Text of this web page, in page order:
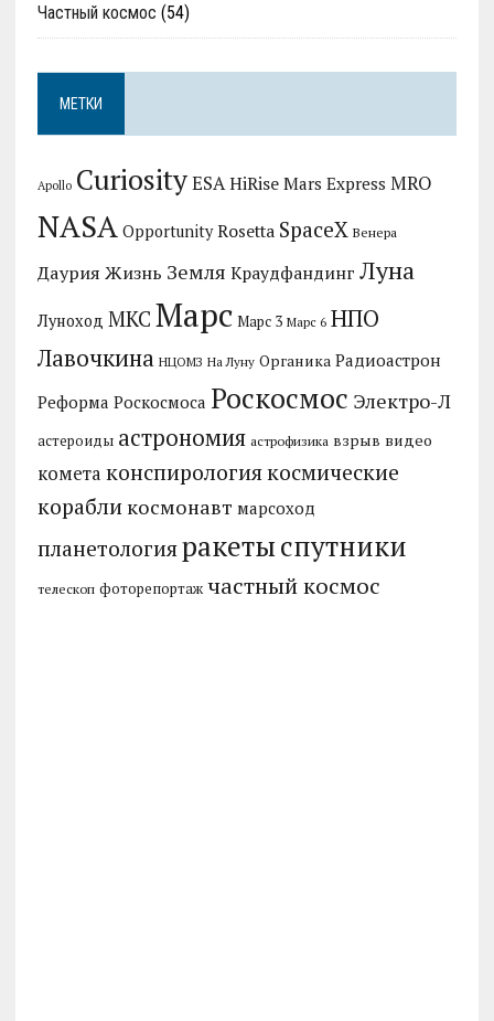
Частный космос (54)
МЕТКИ
Apollo Curiosity ESA HiRise Mars Express MRO
NASA Opportunity Rosetta SpaceX Венера
Даурия Жизнь Земля Краудфандинг Луна
Луноход МКС Марс Марс 3 Марс 6 НПО
Лавочкина НЦОМЗ На Луну Органика Радиоастрон
Реформа Роскосмоса Роскосмос Электро-Л
астероиды астрономия астрофизика взрыв видео
комета конспирологиякосмические
корабликосмонавт марсоход
планетологияракетыспутники
телескоп фоторепортаж частный космос